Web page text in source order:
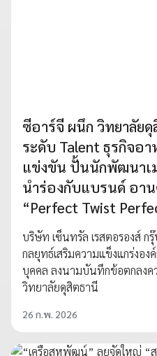
ซีอาร์จี ผนึก วิทยาลัยดุ
ระดับ Talent ธุรกิจอา
แข่งขัน ปั้นนักพัฒนาเ
นำร่องกับแบรนด์ อา
“Perfect Twist
บริษัท เซ็นทรัล เรสตอรองส์ ก
กลยุทธ์เสริมความแข็งแกร่งอ
บุคคล ลงนามบันทึกข้อตกลงค
วิทยาลัยดุสิตธานี
26 ก.พ. 2026